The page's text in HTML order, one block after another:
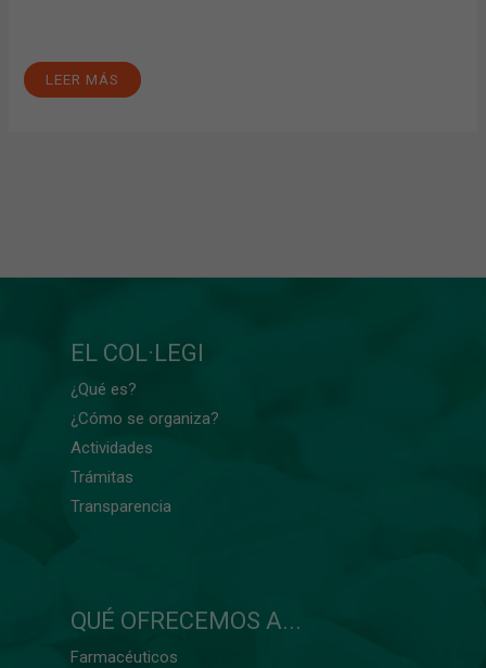
LEER MÁS
EL COL·LEGI
¿Qué es?
¿Cómo se organiza?
Actividades
Trámitas
Transparencia
QUÉ OFRECEMOS A...
Farmacéuticos